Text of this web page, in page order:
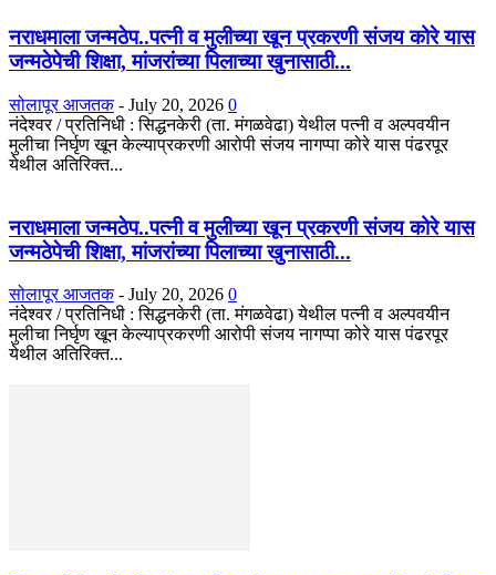
नराधमाला जन्मठेप..पत्नी व मुलीच्या खून प्रकरणी संजय कोरे यास
जन्मठेपेची शिक्षा, मांजरांच्या पिलाच्या खुनासाठी...
सोलापूर आजतक - July 20, 2026 0
नंदेश्वर / प्रतिनिधी : सिद्धनकेरी (ता. मंगळवेढा) येथील पत्नी व अल्पवयीन
मुलीचा निर्घृण खून केल्याप्रकरणी आरोपी संजय नागप्पा कोरे यास पंढरपूर
येथील अतिरिक्त...
नराधमाला जन्मठेप..पत्नी व मुलीच्या खून प्रकरणी संजय कोरे यास
जन्मठेपेची शिक्षा, मांजरांच्या पिलाच्या खुनासाठी...
सोलापूर आजतक - July 20, 2026 0
नंदेश्वर / प्रतिनिधी : सिद्धनकेरी (ता. मंगळवेढा) येथील पत्नी व अल्पवयीन
मुलीचा निर्घृण खून केल्याप्रकरणी आरोपी संजय नागप्पा कोरे यास पंढरपूर
येथील अतिरिक्त...